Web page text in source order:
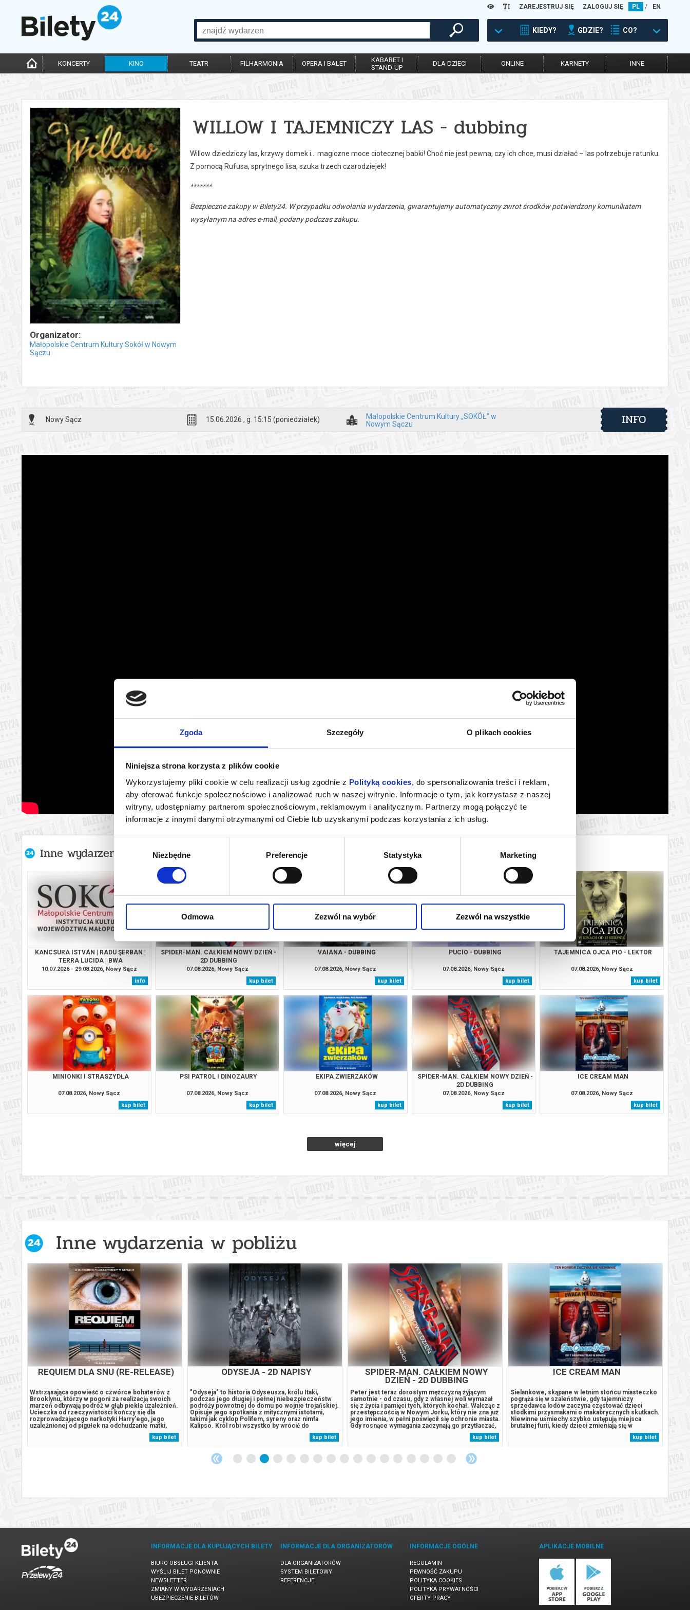
Zgoda Szczegóły O plikach cookies
Niniejsza strona korzysta z plików cookie
Wykorzystujemy pliki cookie w celu realizacji usług zgodnie z Polityką cookies, do spersonalizowania treści i reklam,
aby oferować funkcje społecznościowe i analizować ruch w naszej witrynie. Informacje o tym, jak korzystasz z naszej
witryny, udostępniamy partnerom społecznościowym, reklamowym i analitycznym. Partnerzy mogą połączyć te
informacje z innymi danymi otrzymanymi od Ciebie lub uzyskanymi podczas korzystania z ich usług.
zgody
Niezbędne Preferencje Statystyka Marketing
Odmowa Zezwól na wybór Zezwól na wszystkie
ZAREJESTRUJ SIĘ ZALOGUJ SIĘ PL / EN
KIEDY? GDZIE? CO?
KONCERTY KINO TEATR FILHARMONIA OPERA I BALET
KABARET I
STAND-UP
DLA DZIECI ONLINE KARNETY INNE
Organizator:
Małopolskie Centrum Kultury Sokół w Nowym
Sączu
WILLOW I TAJEMNICZY LAS - dubbing
Willow dziedziczy las, krzywy domek i… magiczne moce ciotecznej babki! Choć nie jest pewna, czy ich chce, musi działać – las potrzebuje ratunku.
Z pomocą Rufusa, sprytnego lisa, szuka trzech czarodziejek!
*******
Bezpieczne zakupy w Bilety24. W przypadku odwołania wydarzenia, gwarantujemy automatyczny zwrot środków potwierdzony komunikatem
wysyłanym na adres e-mail, podany podczas zakupu.
Nowy Sącz 15.06.2026 , g. 15:15 (poniedziałek)
Małopolskie Centrum Kultury „SOKÓŁ” w
Nowym Sączu
INFO
Inne wydarzenia organizatora
KANCSURA ISTVÁN | RADU ŞERBAN |
TERRA LUCIDA | BWA
10.07.2026 - 29.08.2026, Nowy Sącz
info
SPIDER-MAN. CAŁKIEM NOWY DZIEŃ -
2D DUBBING
07.08.2026, Nowy Sącz
kup bilet
VAIANA - DUBBING
07.08.2026, Nowy Sącz
kup bilet
PUCIO - DUBBING
07.08.2026, Nowy Sącz
kup bilet
TAJEMNICA OJCA PIO - LEKTOR
07.08.2026, Nowy Sącz
kup bilet
MINIONKI I STRASZYDŁA
07.08.2026, Nowy Sącz
kup bilet
PSI PATROL I DINOZAURY
07.08.2026, Nowy Sącz
kup bilet
EKIPA ZWIERZAKÓW
07.08.2026, Nowy Sącz
kup bilet
SPIDER-MAN. CAŁKIEM NOWY DZIEŃ -
2D DUBBING
07.08.2026, Nowy Sącz
kup bilet
ICE CREAM MAN
07.08.2026, Nowy Sącz
kup bilet
więcej
Inne wydarzenia w pobliżu
REQUIEM DLA SNU (RE-RELEASE)
Wstrząsająca opowieść o czwórce bohaterów z
Brooklynu, którzy w pogoni za realizacją swoich
marzeń odbywają podróż w głąb piekła uzależnień.
Ucieczka od rzeczywistości kończy się dla
rozprowadzającego narkotyki Harry'ego, jego
uzależnionej od pigułek na odchudzanie matki,
Sary, pogrążonej w nałogu dziewczyny, Marion, i
najlepszego przyjaciela, tragedią. Każdy z nich, nie
mogąc sobie poradzić z chaosem...
kup bilet
ODYSEJA - 2D NAPISY
"Odyseja" to historia Odyseusza, królu Itaki,
podczas jego długiej i pełnej niebezpieczeństw
podróży powrotnej do domu po wojnie trojańskiej.
Opisuje jego spotkania z mitycznymi istotami,
takimi jak cyklop Polifem, syreny oraz nimfa
Kalipso. Król robi wszystko by wrócić do
ukochanej żony Penelopy.******* Bezpieczne
zakupy w Bilety24. W przypadku odwołania
wydarzenia, gwarantujemy automatyczny zwrot...
kup bilet
SPIDER-MAN. CAŁKIEM NOWY
DZIEŃ - 2D DUBBING
Peter jest teraz dorosłym mężczyzną żyjącym
samotnie - od czasu, gdy z własnej woli wymazał
się z życia i pamięci tych, których kochał. Walcząc z
przestępczością w Nowym Jorku, który nie zna już
jego imienia, w pełni poświęcił się ochronie miasta.
Gdy rosnące wymagania zaczynają go przytłaczać,
presja wywołuje zaskakującą fizyczną przemianę,
która zagraża jego istnieniu, podczas gdy nowy,
niepokojący...
kup bilet
ICE CREAM MAN
Sielankowe, skąpane w letnim słońcu miasteczko
pogrąża się w szaleństwie, gdy tajemniczy
sprzedawca lodów zaczyna częstować dzieci
słodkimi przysmakami o makabrycznych skutkach.
Niewinne uśmiechy szybko ustępują miejsca
brutalnej furii, kiedy dzieci zmieniają się w
bezlitosnych łowców dorosłych. Troje młodych
bohaterów, którym cudem udaje się uniknąć klątwy,
podejmuje desperacki wyścig z czasem, by...
kup bilet
INFORMACJE DLA KUPUJĄCYCH BILETY
BIURO OBSŁUGI KLIENTA
WYŚLIJ BILET PONOWNIE
NEWSLETTER
ZMIANY W WYDARZENIACH
UBEZPIECZENIE BILETÓW
INFORMACJE DLA ORGANIZATORÓW
DLA ORGANIZATORÓW
SYSTEM BILETOWY
REFERENCJE
INFORMACJE OGÓLNE
REGULAMIN
PEWNOŚĆ ZAKUPU
POLITYKA COOKIES
POLITYKA PRYWATNOŚCI
OFERTY PRACY
APLIKACJE MOBILNE